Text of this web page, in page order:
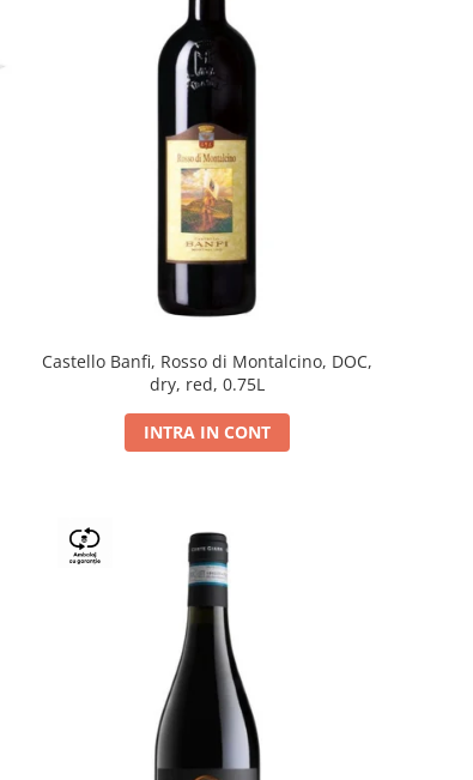
Castello Banfi, Rosso di Montalcino, DOC,
dry, red, 0.75L
INTRA IN CONT